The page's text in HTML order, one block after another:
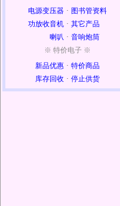
电源变压器 · 图书管资料
功放收音机 · 其它产品
喇叭 · 音响炮筒
※ 特价电子 ※
新品优惠 · 特价商品
库存回收 · 停止供货